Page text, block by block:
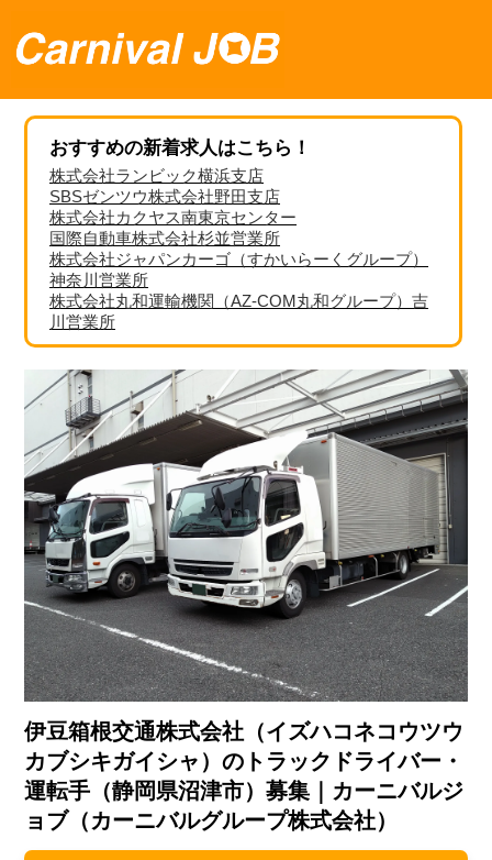
おすすめの新着求人はこちら！
株式会社ランビック横浜支店
SBSゼンツウ株式会社野田支店
株式会社カクヤス南東京センター
国際自動車株式会社杉並営業所
株式会社ジャパンカーゴ（すかいらーくグループ）
神奈川営業所
株式会社丸和運輸機関（AZ-COM丸和グループ）吉
川営業所
伊豆箱根交通株式会社（イズハコネコウツウ
カブシキガイシャ）のトラックドライバー・
運転手（静岡県沼津市）募集｜カーニバルジ
ョブ（カーニバルグループ株式会社）